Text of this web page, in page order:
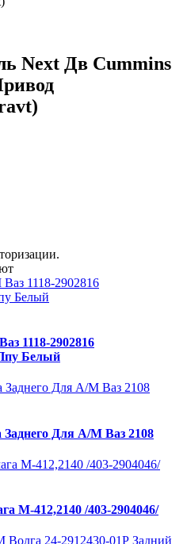
Next Дв Cummins
1118-2902816
Белый
Для А/М Ваз 2108
М-412,2140 /403-2904046/